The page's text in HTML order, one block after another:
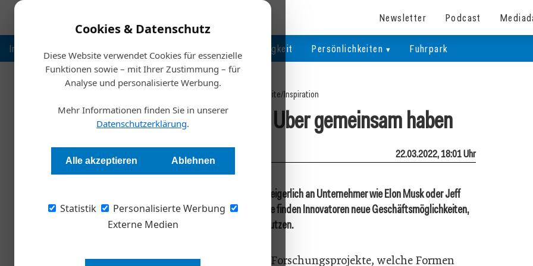
Cookies & Datenschutz
Diese Website verwendet Cookies für essenzielle
Funktionen sowie – mit Ihrer Zustimmung – für
Analyse und personalisierte Werbung.
Mehr Informationen finden Sie in unserer
Datenschutzerklärung.
Alle akzeptieren Ablehnen
Statistik
Personalisierte Werbung
Externe Medien
Newsletter Podcast
Inspiration Nachhaltigkeit Persönlichkeiten Fuhrpark
Startseite/Inspiration
Was Robin Hood und Uber gemeinsam haben
Redaktion 22.03.2022, 18:01 Uhr
Beim Stichwort „Entrepreneur“ denkt man unweigerlich an Unternehmer wie Elon Musk oder Jeff
Bezos. Doch auch jenseits bestehender Gesetze finden Innovatoren neue Geschäftsmöglichkeiten,
die sie mit Kreativität und Energie erfolgreich nutzen.
Weltweit untersuchen immer mehr Forschungsprojekte, welche Formen